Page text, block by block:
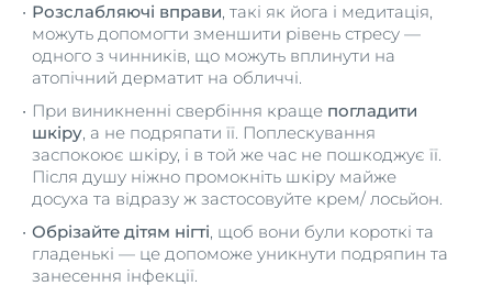
Розслабляючі вправи, такі як йога і медитація,
можуть допомогти зменшити рівень стресу —
одного з чинників, що можуть вплинути на
атопічний дерматит на обличчі.
При виникненні свербіння краще погладити
шкіру, а не подряпати її. Поплескування
заспокоює шкіру, і в той же час не пошкоджує її.
Після душу ніжно промокніть шкіру майже
досуха та відразу ж застосовуйте крем/ лосьйон.
Обрізайте дітям нігті, щоб вони були короткі та
гладенькі — це допоможе уникнути подряпин та
занесення інфекції.